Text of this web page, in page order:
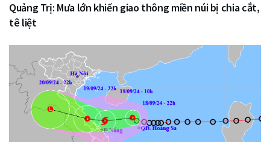
Quảng Trị: Mưa lớn khiến giao thông miền núi bị chia cắt,
tê liệt